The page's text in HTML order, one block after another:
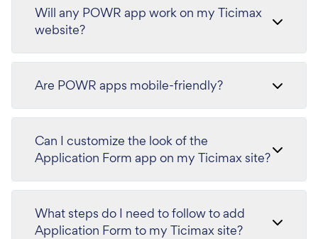
Will any POWR app work on my Ticimax
website?
Are POWR apps mobile-friendly?
Can I customize the look of the
Application Form app on my Ticimax site?
What steps do I need to follow to add
Application Form to my Ticimax site?